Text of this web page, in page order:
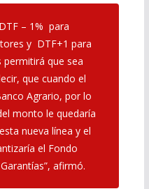
– 1% para
y DTF+1 para
permitirá que sea
que cuando el
Agrario, por lo
monto le quedaría
nueva línea y el
el Fondo
afirmó.